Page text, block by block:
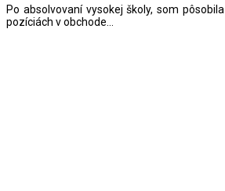
Po absolvovaní vysokej školy, som
pozíciách v obchode...